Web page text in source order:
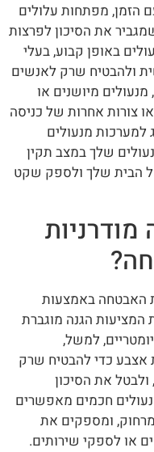
הזמן, מפתחות עלולים
את הסיכון לפרצות
באופן קבוע, בעלי
ולהבטיח שרק לאנשים
מיושנים או
צורות אחרות של כניסה
למערכות מנעולים
שלך במצב תקין
הבית שלך ולספק שקט
האבטחה באמצעות
המציעות הגנה מוגברת
למשל,
אצבע כדי להבטיח שרק
את הסיכון
חכמים מאפשרים
ומספקים את
או לספקי שירותים.